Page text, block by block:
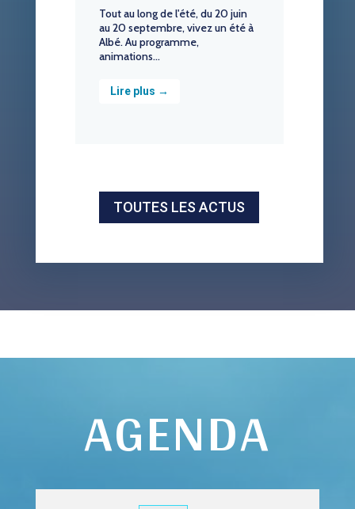
Tout au long de l'été, du 20 juin
au 20 septembre, vivez un été à
Albé. Au programme,
animations...
TOUTES LES ACTUS
AGENDA